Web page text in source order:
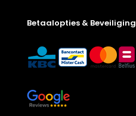
Betaalopties & Beveiliging